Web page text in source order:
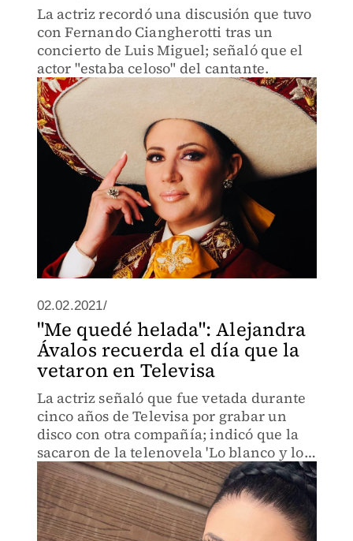
La actriz recordó una discusión que tuvo
con Fernando Ciangherotti tras un
concierto de Luis Miguel; señaló que el
actor "estaba celoso" del cantante.
02.02.2021/
"Me quedé helada": Alejandra
Ávalos recuerda el día que la
vetaron en Televisa
La actriz señaló que fue vetada durante
cinco años de Televisa por grabar un
disco con otra compañía; indicó que la
sacaron de la telenovela 'Lo blanco y lo
negro'.